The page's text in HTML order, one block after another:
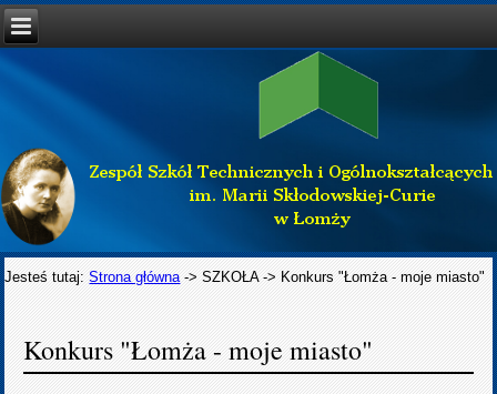
Jesteś tutaj:Strona główna ->SZKOŁA-> Konkurs "Łomża - moje miasto"
Konkurs "Łomża - moje miasto"